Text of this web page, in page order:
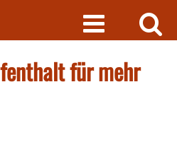
für mehr